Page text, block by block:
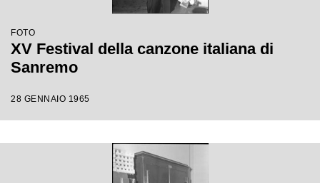
FOTO
XV Festival della canzone italiana di
Sanremo
28 GENNAIO 1965